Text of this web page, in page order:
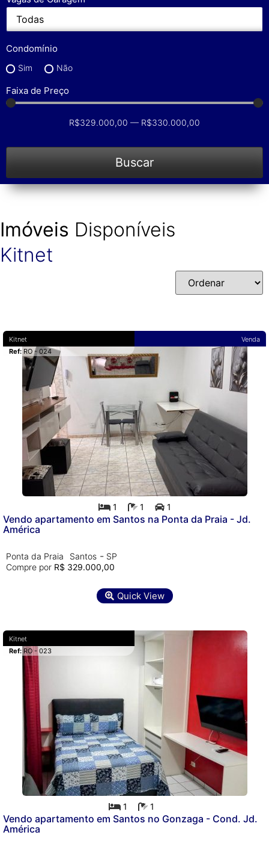
Condomínio
Sim Não
Faixa de Preço
R$329.000,00 — R$330.000,00
Buscar
Imóveis Disponíveis
Kitnet
Venda
Kitnet
Ref: RO - 024
1 1 1
Vendo apartamento em Santos na Ponta da Praia - Jd.
América
Ponta da Praia Santos - SP
Compre por R$ 329.000,00
Quick View
Kitnet
Ref: RO - 023
1 1
Vendo apartamento em Santos no Gonzaga - Cond. Jd.
América